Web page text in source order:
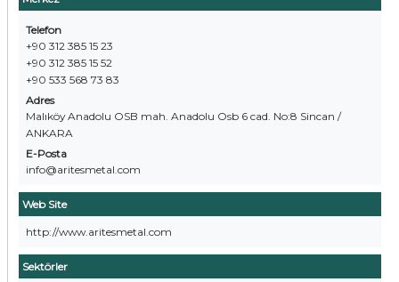
Telefon
+90 312 385 15 23
+90 312 385 15 52
+90 533 568 73 83
Adres
Malıköy Anadolu OSB mah. Anadolu Osb 6 cad. No:8 Sincan /
ANKARA
E-Posta
info@aritesmetal.com
Web Site
http://www.aritesmetal.com
Sektörler